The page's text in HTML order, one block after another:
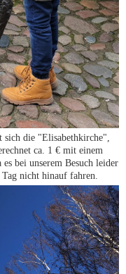
sich die "Elisabethkirche",
ca. 1 € mit einem
bei unserem Besuch leider
nicht hinauf fahren.